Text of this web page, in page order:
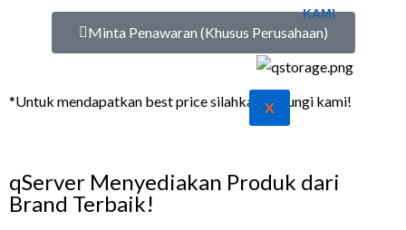
KAMI
X
Minta Penawaran (Khusus Perusahaan)
*Untuk mendapatkan best price silahkan hubungi kami!
qServer Menyediakan Produk dari
Brand Terbaik!